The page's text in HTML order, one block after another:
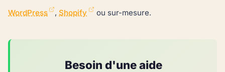
WordPress ,Shopify ou sur-mesure.
Besoin d'une aide